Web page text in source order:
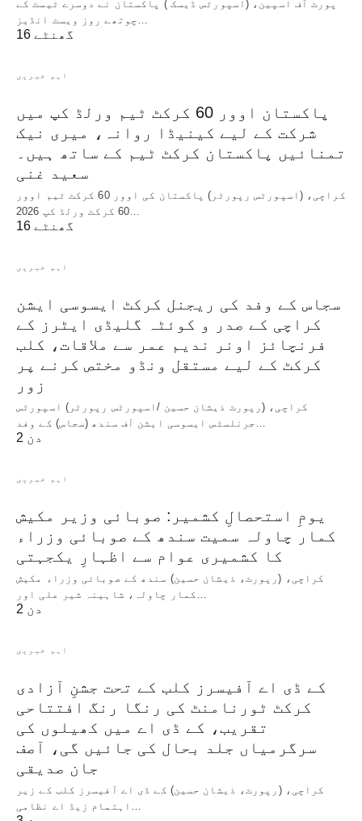
پورٹ آف اسپین، (اسپورٹس ڈیسک ) پاکستان نے دوسرے ٹیسٹ کے
16 گھنٹے
اہم خبریں
پاکستان اوور 60 کرکٹ ٹیم ورلڈ کپ میں
شرکت کے لیے کینیڈا روانہ، میری نیک
تمنائیں پاکستان کرکٹ ٹیم کے ساتھ ہیں۔
سعید غنی
کراچی، (اسپورٹس رپورٹر) پاکستان کی اوور 60 کرکٹ ٹیم اوور
16 گھنٹے
اہم خبریں
سجاس کے وفد کی ریجنل کرکٹ ایسوسی ایشن
کراچی کے صدر و کوئٹہ گلیڈی ایٹرز کے
فرنچائز اونر ندیم عمر سے ملاقات، کلب
کرکٹ کے لیے مستقل ونڈو مختص کرنے پر
زور
کراچی، (رپورٹ ذیشان حسین /اسپورٹس رپورٹر) اسپورٹس
2 دن
اہم خبریں
یومِ استحصالِ کشمیر: صوبائی وزیر مکیش
کمار چاولہ سمیت سندھ کے صوبائی وزراء
کا کشمیری عوام سے اظہارِ یکجہتی
کراچی، (رپورٹ، ذیشان حسین) سندھ کے صوبائی وزراء مکیش
2 دن
اہم خبریں
کے ڈی اے آفیسرز کلب کے تحت جشنِ آزادی
کرکٹ ٹورنامنٹ کی رنگا رنگ افتتاحی
تقریب، کے ڈی اے میں کھیلوں کی
سرگرمیاں جلد بحال کی جائیں گی، آصف
جان صدیقی
کراچی، (رپورٹ، ذیشان حسین) کے ڈی اے آفیسرز کلب کے زیر